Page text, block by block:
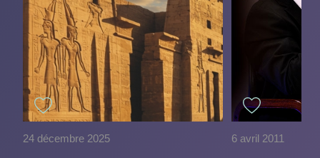
24 décembre 2025 6 avril 2011